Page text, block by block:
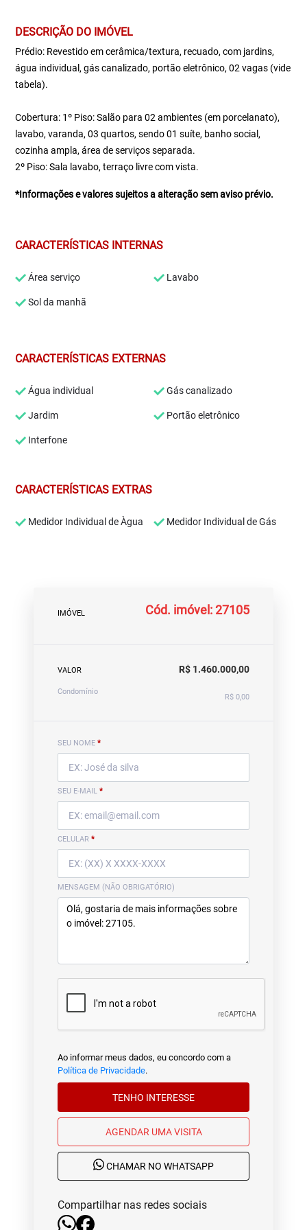
DESCRIÇÃO DO IMÓVEL
Prédio: Revestido em cerâmica/textura, recuado, com jardins,
água individual, gás canalizado, portão eletrônico, 02 vagas (vide
tabela).
Cobertura: 1º Piso: Salão para 02 ambientes (em porcelanato),
lavabo, varanda, 03 quartos, sendo 01 suíte, banho social,
cozinha ampla, área de serviços separada.
2º Piso: Sala lavabo, terraço livre com vista.
*Informações e valores sujeitos a alteração sem aviso prévio.
CARACTERÍSTICAS INTERNAS
Área serviço Lavabo
Sol da manhã
CARACTERÍSTICAS EXTERNAS
Água individual Gás canalizado
Jardim Portão eletrônico
Interfone
CARACTERÍSTICAS EXTRAS
Medidor Individual de Àgua Medidor Individual de Gás
IMÓVEL Cód. imóvel: 27105
VALOR R$ 1.460.000,00
Condomínio
R$ 0,00
SEU NOME *
SEU E-MAIL *
CELULAR *
MENSAGEM (NÃO OBRIGATÓRIO)
Ao informar meus dados, eu concordo com a
Política de Privacidade.
TENHO INTERESSE
AGENDAR UMA VISITA
CHAMAR NO WHATSAPP
Compartilhar nas redes sociais